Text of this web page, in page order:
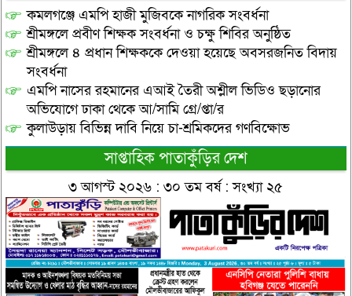
কমলগঞ্জে এমপি হাজী মুজিবকে নাগরিক সংবর্ধনা
শ্রীমঙ্গলে প্রবীণ শিক্ষক সংবর্ধনা ও চক্ষু শিবির অনুষ্ঠিত
শ্রীমঙ্গলে ৪ প্রধান শিক্ষককে দেওয়া হয়েছে অবসরজনিত বিদায়
সংবর্ধনা
এমপি নাসের রহমানের এআই তৈরী অশ্লীল ভিডিও ছড়ানোর
অভিযোগে ঢাকা থেকে আ/সামি গ্রে/প্তা/র
কুলাউড়ায় বিভিন্ন দাবি নিয়ে চা-শ্রমিকদের গণবিক্ষোভ
সাপ্তাহিক পাতাকুঁড়ির দেশ
৩ আগস্ট ২০২৬ : ৩০ তম বর্ষ : সংখ্যা ২৫